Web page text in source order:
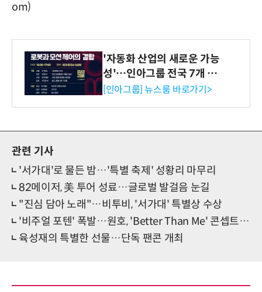
om)
'자동화 산업의 새로운 가능
성'…인아그룹 전국 7개 도
시 세미나 페어 개최
[인아그룹] 뉴스룸 바로가기>
관련 기사
'서가대'로 물든 밤…'특별 축제' 성황리 마무리
82메이저, 美 투어 성료…글로벌 발걸음 눈길
"진심 담아 노래"…비투비, '서가대' 특별상 수상
'비주얼 포텐' 폭발…원호, 'Better Than Me' 콘셉트 포토 오픈
육성재의 특별한 선물…단독 팬콘 개최